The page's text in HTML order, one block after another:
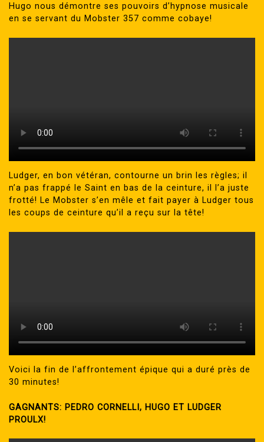
Hugo nous démontre ses pouvoirs d’hypnose musicale
en se servant du Mobster 357 comme cobaye!
Ludger, en bon vétéran, contourne un brin les règles; il
n’a pas frappé le Saint en bas de la ceinture, il l’a juste
frotté! Le Mobster s’en mêle et fait payer à Ludger tous
les coups de ceinture qu’il a reçu sur la tête!
Voici la fin de l’affrontement épique qui a duré près de
30 minutes!
GAGNANTS: PEDRO CORNELLI, HUGO ET LUDGER
PROULX!